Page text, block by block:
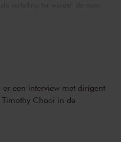
vertelling ter wereld: de door
slaapt elke avond met een
de Arabische sprookjes tot
een interview met dirigent
Chooi in de